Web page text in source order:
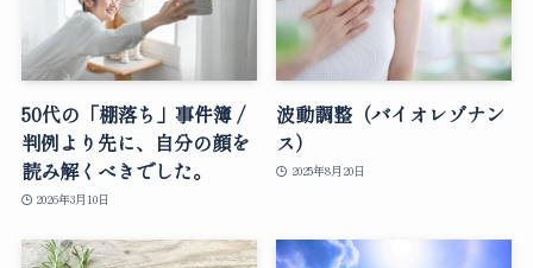
50代の「棚落ち」事件簿 /
判例より先に、自分の顔を
読み解くべきでした。
2026年3月10日
波動調整（バイオレゾナン
ス）
2025年8月20日